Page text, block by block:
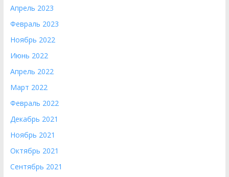
Апрель 2023
Февраль 2023
Ноябрь 2022
Июнь 2022
Апрель 2022
Март 2022
Февраль 2022
Декабрь 2021
Ноябрь 2021
Октябрь 2021
Сентябрь 2021